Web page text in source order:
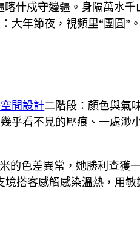
什戍守邊疆。身隔萬水千
大年節夜，視頻里“團圓”。
間設計二階段：顏色與氣
乎看不見的壓痕、一處渺
的色差異常，她勝利查獲
境搭客感觸感染溫熱，用